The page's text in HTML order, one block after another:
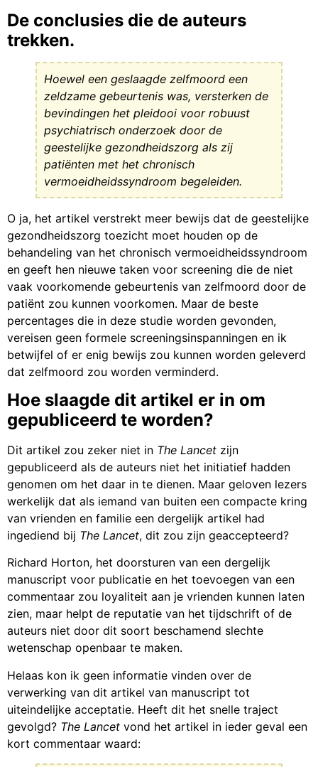
De conclusies die de auteurs
trekken.
Hoewel een geslaagde zelfmoord een
zeldzame gebeurtenis was, versterken de
bevindingen het pleidooi voor robuust
psychiatrisch onderzoek door de
geestelijke gezondheidszorg als zij
patiënten met het chronisch
vermoeidheidssyndroom begeleiden.
O ja, het artikel verstrekt meer bewijs dat de geestelijke
gezondheidszorg toezicht moet houden op de
behandeling van het chronisch vermoeidheidssyndroom
en geeft hen nieuwe taken voor screening die de niet
vaak voorkomende gebeurtenis van zelfmoord door de
patiënt zou kunnen voorkomen. Maar de beste
percentages die in deze studie worden gevonden,
vereisen geen formele screeningsinspanningen en ik
betwijfel of er enig bewijs zou kunnen worden geleverd
dat zelfmoord zou worden verminderd.
Hoe slaagde dit artikel er in om
gepubliceerd te worden?
Dit artikel zou zeker niet in The Lancet zijn
gepubliceerd als de auteurs niet het initiatief hadden
genomen om het daar in te dienen. Maar geloven lezers
werkelijk dat als iemand van buiten een compacte kring
van vrienden en familie een dergelijk artikel had
ingediend bij The Lancet, dit zou zijn geaccepteerd?
Richard Horton, het doorsturen van een dergelijk
manuscript voor publicatie en het toevoegen van een
commentaar zou loyaliteit aan je vrienden kunnen laten
zien, maar helpt de reputatie van het tijdschrift of de
auteurs niet door dit soort beschamend slechte
wetenschap openbaar te maken.
Helaas kon ik geen informatie vinden over de
verwerking van dit artikel van manuscript tot
uiteindelijke acceptatie. Heeft dit het snelle traject
gevolgd? The Lancet vond het artikel in ieder geval een
kort commentaar waard: